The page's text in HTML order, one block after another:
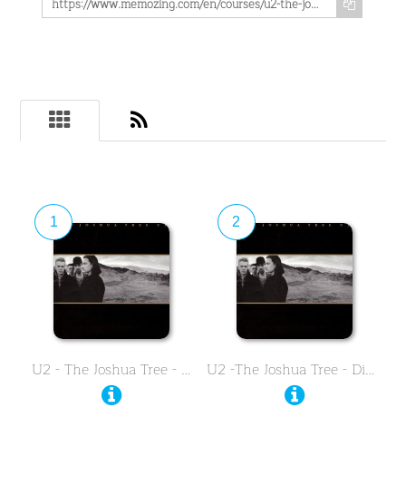
https://www.memozing.com/en/courses/u2-the-joshua-tree-german-version-c4ab77d6b880a18fa5ce1299
1
U2 - The Joshua Tree - …
2
U2 -The Joshua Tree - Die …